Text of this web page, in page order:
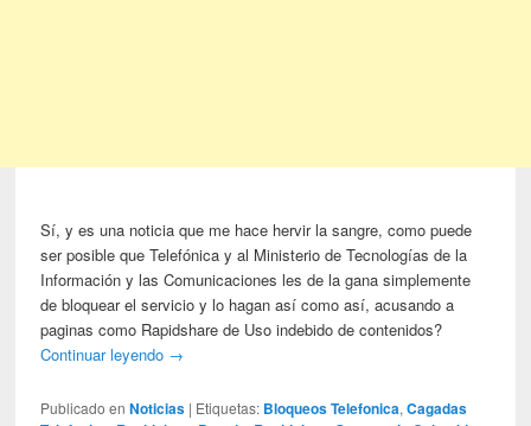
Sí, y es una noticia que me hace hervir la sangre, como puede
ser posible que Telefónica y al Ministerio de Tecnologías de la
Información y las Comunicaciones les de la gana simplemente
de bloquear el servicio y lo hagan así como así, acusando a
paginas como Rapidshare de Uso indebido de contenidos?
Continuar leyendo →
Publicado en Noticias | Etiquetas: Bloqueos Telefonica,Cagadas